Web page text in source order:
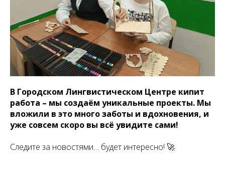
В Городском Лингвистическом Центре кипит
работа – мы создаём уникальные проекты. Мы
вложили в это много заботы и вдохновения, и
уже совсем скоро вы всё увидите сами!
Следите за новостями… будет интересно! 🚀